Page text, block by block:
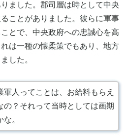
ました。郡司層は時として中央
ことがありました。彼らに軍事
とで、中央政府への忠誠心を高
は一種の懐柔策でもあり、地方
した。
軍人ってことは、お給料もらえ
の？それって当時としては画期
。